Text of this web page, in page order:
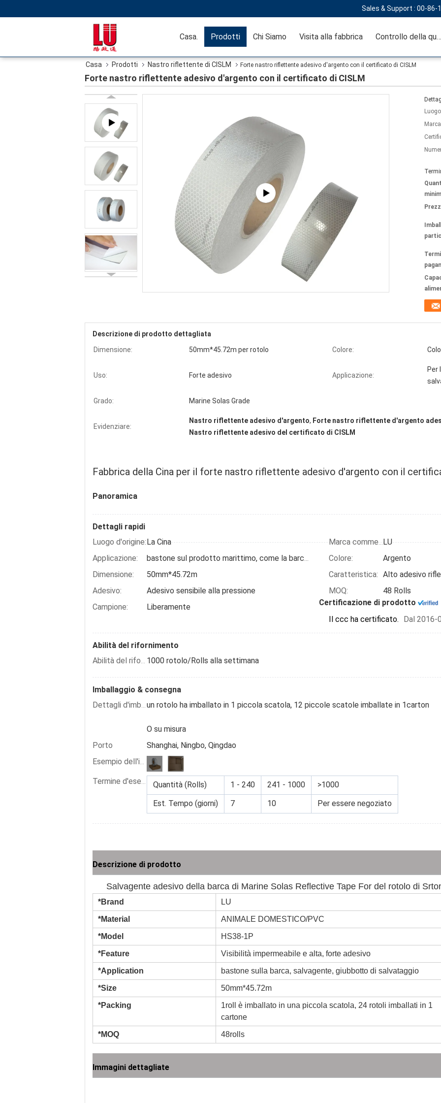
Sales & Support : 00-86-
Casa. Prodotti Chi Siamo Visita alla fabbrica Controllo della qualità
Casa Prodotti Nastro riflettente di CISLM Forte nastro riflettente adesivo d'argento con il certificato di CISLM
Forte nastro riflettente adesivo d'argento con il certificato di CISLM
Descrizione di prodotto dettagliata
Dimensione:
50mm*45.72m per rotolo Colore:
Uso: Forte adesivo Applicazione:
Per
Grado: Marine Solas Grade
Evidenziare:
Nastro riflettente adesivo d'argento, Forte nastro riflettente d'argento
Nastro riflettente adesivo del certificato di CISLM
Fabbrica della Cina per il forte nastro riflettente adesivo d'argento con il
Panoramica
Dettagli rapidi
Luogo d'origine:La Cina Marca commerciale:LU
Applicazione:
bastone sul prodotto marittimo, come la barca, nave, salvagente, palo della neve Colore:
Argento
Dimensione:
50mm*45.72m
Caratteristica:
Adesivo:
Adesivo sensibile alla pressione MOQ:
48 Rolls
Campione:
Liberamente
Certificazione di prodotto
Il ccc ha certificato.
Dal 2016-
Abilità del rifornimento
Abilità del rifornimento: 1000 rotolo/Rolls alla settimana
Imballaggio & consegna
Dettagli d'imballaggio un rotolo ha imballato in 1 piccola scatola, 12 piccole scatole imballate in 1carton
O su misura
Porto
Shanghai, Ningbo, Qingdao
Esempio dell'immagine:
Termine d'esecuzione: Quantità (Rolls) 1 - 240 241 - 1000
>1000
Est. Tempo (giorni)
7 10 Per essere negoziato
Descrizione di prodotto
Salvagente adesivo della barca di Marine Solas Reflective Tape For del rotolo di
*Brand LU
*Material ANIMALE DOMESTICO/PVC
*Model HS38-1P
*Feature Visibilità impermeabile e alta, forte adesivo
*Application bastone sulla barca, salvagente, giubbotto di salvataggio
*Size 50mm*45.72m
*Packing
1roll è imballato in una piccola scatola, 24 rotoli imballati in 1
cartone
*MOQ 48rolls
Immagini dettagliate